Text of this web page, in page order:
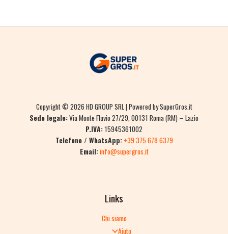
Copyright © 2026 HD GROUP SRL | Powered by SuperGros.it
Sede legale:Via Monte Flavio 27/29, 00131 Roma (RM) – Lazio
P.IVA:15945361002
Telefono / WhatsApp: +39 375 678 6379
Email:info@supergros.it
Links
Chi siamo
Aiuto